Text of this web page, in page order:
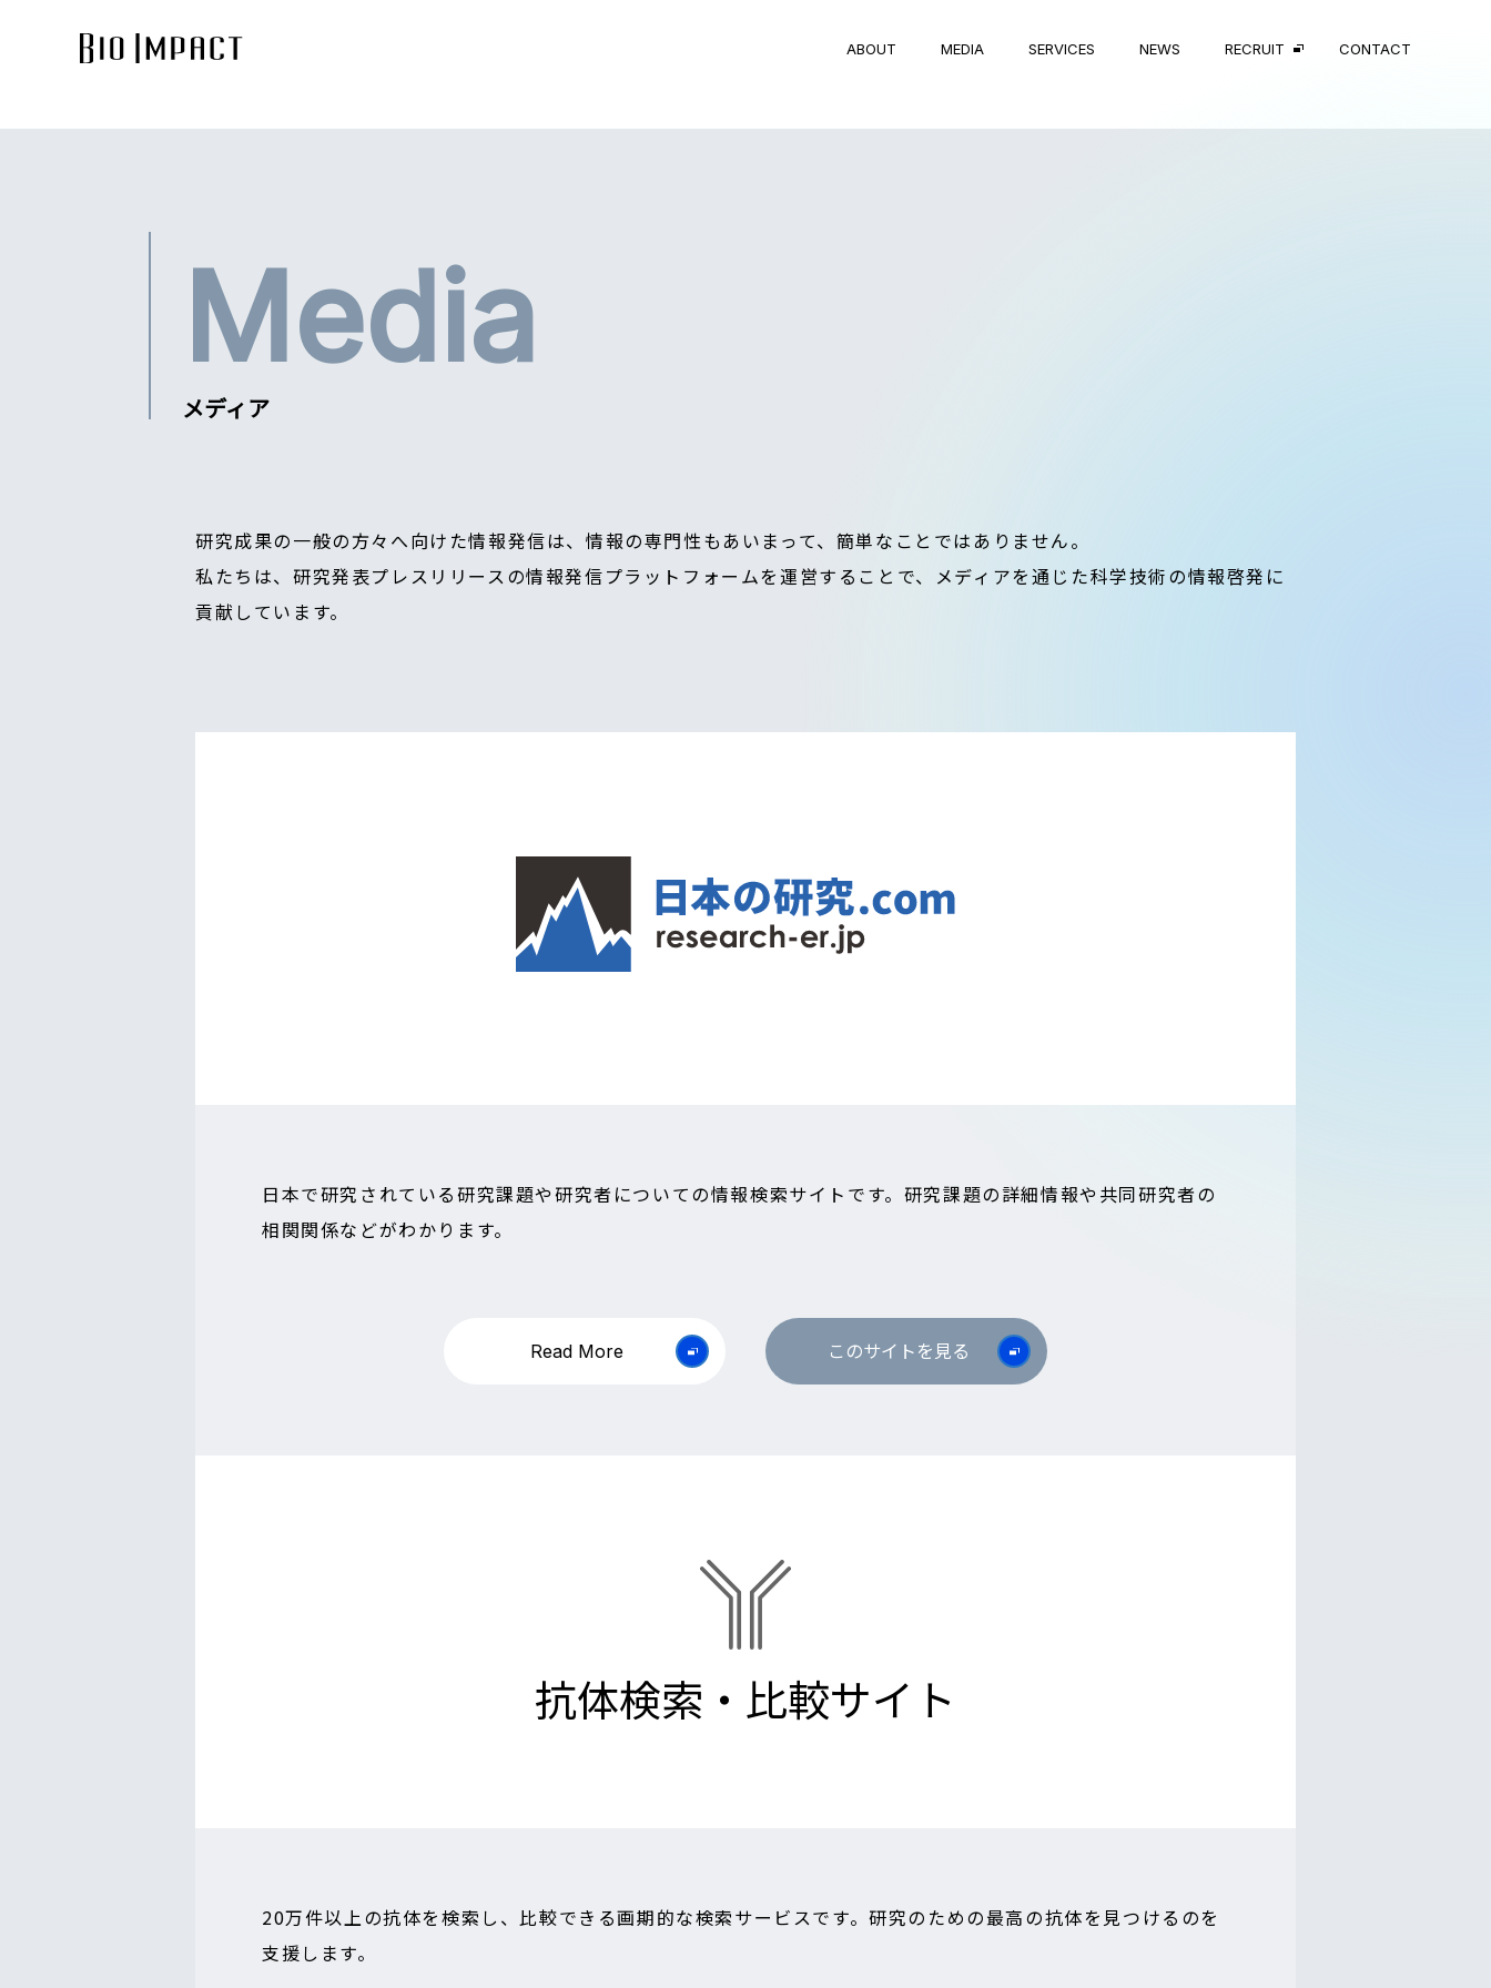
ABOUT MEDIA SERVICES NEWS RECRUIT CONTACT
Media
メディア
研究成果の一般の方々へ向けた情報発信は、情報の専門性もあいまって、簡単なことではありません。
私たちは、研究発表プレスリリースの情報発信プラットフォームを運営することで、メディアを通じた科学技術の情報啓発に
貢献しています。
日本で研究されている研究課題や研究者についての情報検索サイトです。研究課題の詳細情報や共同研究者の
相関関係などがわかります。
Read More このサイトを見る
抗体検索・比較サイト
20万件以上の抗体を検索し、比較できる画期的な検索サービスです。研究のための最高の抗体を見つけるのを
支援します。